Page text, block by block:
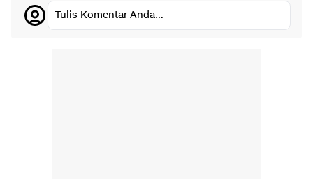
Tulis Komentar Anda...